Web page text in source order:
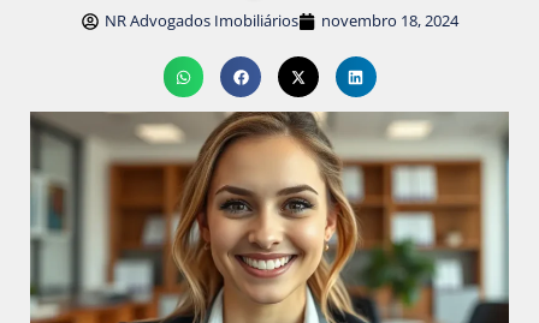
NR Advogados Imobiliários novembro 18, 2024